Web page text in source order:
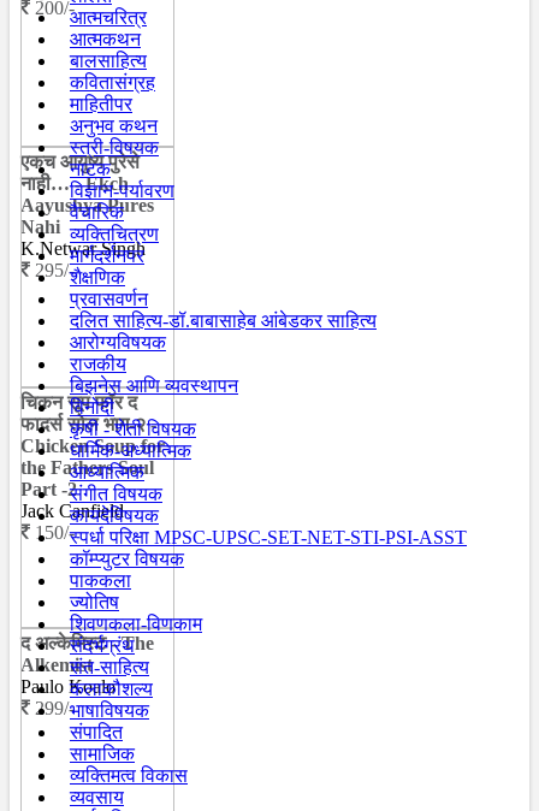
200/-
एकच आयुष्य पुरेसे
नाही… - Ekch
Aayushya Pures
Nahi
K.Netwar Singh
295/-
चिकन सूप फॉर द
फादर्स सोल भाग-२ -
Chicken Soup for
the Fathers Soul
Part -2
Jack Canfield
150/-
द अल्केमिस्ट - The
Alkemist
Paulo Koalo
299/-
आत्मचरित्र
आत्मकथन
बालसाहित्य
कवितासंग्रह
माहितीपर
अनुभव कथन
स्त्री-विषयक
नाटक
विज्ञान-पर्यावरण
वैचारिक
व्यक्तिचित्रण
मार्गदर्शनपर
शैक्षणिक
प्रवासवर्णन
दलित साहित्य-डॉ.बाबासाहेब आंबेडकर साहित्य
आरोग्यविषयक
राजकीय
बिझनेस आणि व्यवस्थापन
विनोदी
कृषी - शेती विषयक
धार्मिक-अध्यात्मिक
आध्यात्मिक
संगीत विषयक
कायदेविषयक
स्पर्धा परिक्षा MPSC-UPSC-SET-NET-STI-PSI-ASST
कॉम्प्युटर विषयक
पाककला
ज्योतिष
शिवणकला-विणकाम
संदर्भग्रंथ
संत-साहित्य
कलाकौशल्य
भाषाविषयक
संपादित
सामाजिक
व्यक्तिमत्व विकास
व्यवसाय